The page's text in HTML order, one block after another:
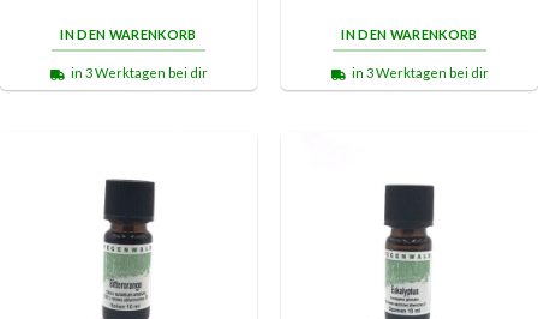
IN DEN WARENKORB
in 3 Werktagen bei dir
IN DEN WARENKORB
in 3 Werktagen bei dir